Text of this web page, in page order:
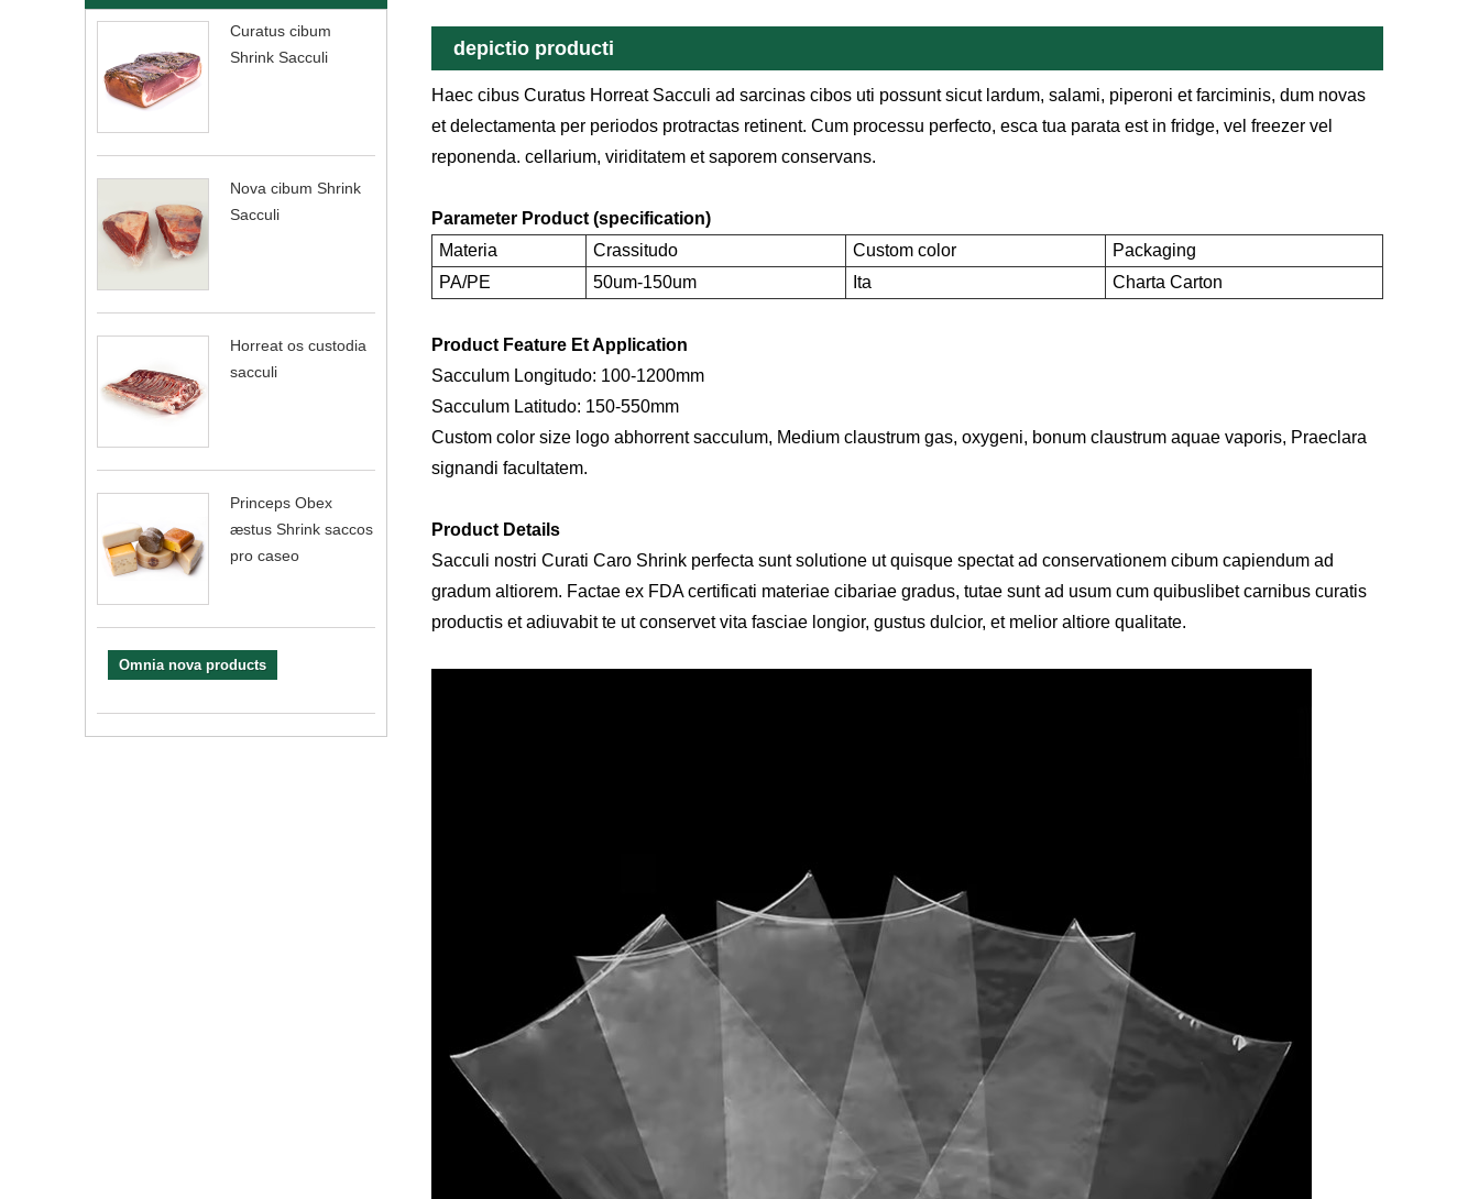
Curatus cibum
Shrink Sacculi
Nova cibum Shrink
Sacculi
Horreat os custodia
sacculi
Princeps Obex
æstus Shrink saccos
pro caseo
Omnia nova products
depictio producti
Haec cibus Curatus Horreat Sacculi ad sarcinas cibos uti possunt sicut lardum, salami, piperoni et farciminis, dum novas
et delectamenta per periodos protractas retinent. Cum processu perfecto, esca tua parata est in fridge, vel freezer vel
reponenda. cellarium, viriditatem et saporem conservans.
Parameter Product (specification)
Materia
Crassitudo Custom color
Packaging
PA/PE
50um-150um Ita Charta Carton
Product Feature Et Application
Sacculum Longitudo: 100-1200mm
Sacculum Latitudo: 150-550mm
Custom color size logo abhorrent sacculum, Medium claustrum gas, oxygeni, bonum claustrum aquae vaporis, Praeclara
signandi facultatem.
Product Details
Sacculi nostri Curati Caro Shrink perfecta sunt solutione ut quisque spectat ad conservationem cibum capiendum ad
gradum altiorem. Factae ex FDA certificati materiae cibariae gradus, tutae sunt ad usum cum quibuslibet carnibus curatis
productis et adiuvabit te ut conservet vita fasciae longior, gustus dulcior, et melior altiore qualitate.